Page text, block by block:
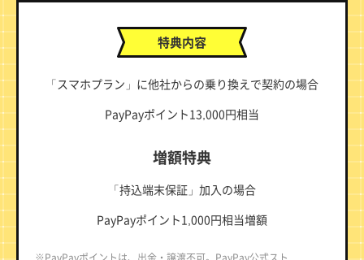
特典内容
「スマホプラン」に他社からの乗り換えで契約の場合
PayPayポイント13,000円相当
増額特典
「持込端末保証」加入の場合
PayPayポイント1,000円相当増額
※PayPayポイントは、出金・譲渡不可。PayPay公式スト